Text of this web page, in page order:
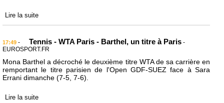
Lire la suite
17:49 - Tennis - WTA Paris - Barthel, un titre à Paris -
EUROSPORT.FR
Mona Barthel a décroché le deuxième titre WTA de sa carrière en
remportant le titre parisien de l'Open GDF-SUEZ face à Sara
Errani dimanche (7-5, 7-6).
Lire la suite